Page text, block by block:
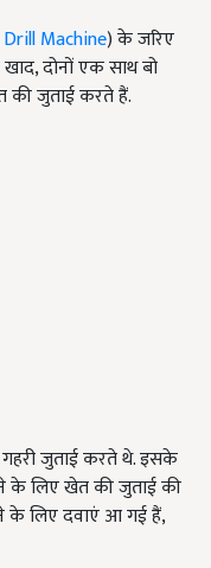
Machine) के जरिए
दोनों एक साथ बो
जुताई करते हैं.
जुताई करते थे. इसके
के लिए खेत की जुताई की
के लिए दवाएं आ गई हैं,